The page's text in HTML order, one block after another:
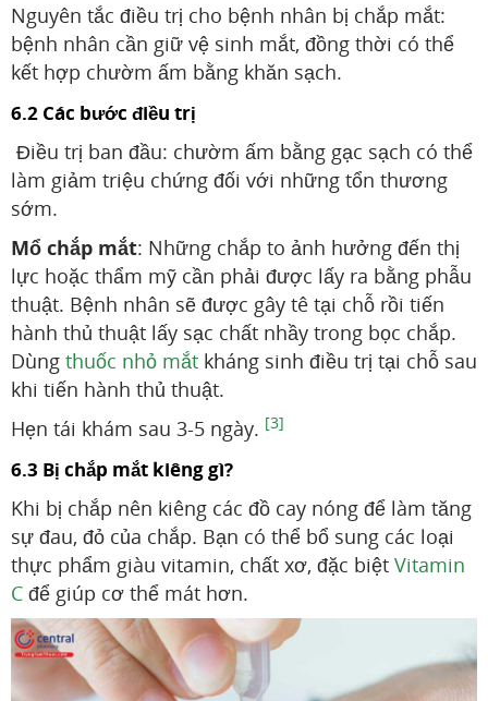
Nguyên tắc điều trị cho bệnh nhân bị chắp mắt:
bệnh nhân cần giữ vệ sinh mắt, đồng thời có thể
kết hợp chườm ấm bằng khăn sạch.
6.2 Các bước điều trị
Điều trị ban đầu: chườm ấm bằng gạc sạch có thể
làm giảm triệu chứng đối với những tổn thương
sớm.
Mổ chắp mắt: Những chắp to ảnh hưởng đến thị
lực hoặc thẩm mỹ cần phải được lấy ra bằng phẫu
thuật. Bệnh nhân sẽ được gây tê tại chỗ rồi tiến
hành thủ thuật lấy sạc chất nhầy trong bọc chắp.
Dùng thuốc nhỏ mắt kháng sinh điều trị tại chỗ sau
khi tiến hành thủ thuật.
Hẹn tái khám sau 3-5 ngày. [3]
6.3 Bị chắp mắt kiêng gì?
Khi bị chắp nên kiêng các đồ cay nóng để làm tăng
sự đau, đỏ của chắp. Bạn có thể bổ sung các loại
thực phẩm giàu vitamin, chất xơ, đặc biệt Vitamin
C để giúp cơ thể mát hơn.